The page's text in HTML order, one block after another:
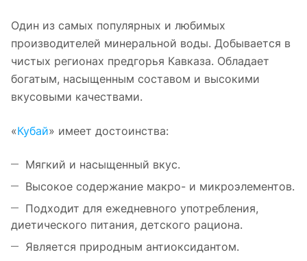
Один из самых популярных и любимых
производителей минеральной воды. Добывается в
чистых регионах предгорья Кавказа. Обладает
богатым, насыщенным составом и высокими
вкусовыми качествами.
«Кубай» имеет достоинства:
Мягкий и насыщенный вкус.
Высокое содержание макро- и микроэлементов.
Подходит для ежедневного употребления,
диетического питания, детского рациона.
Является природным антиоксидантом.